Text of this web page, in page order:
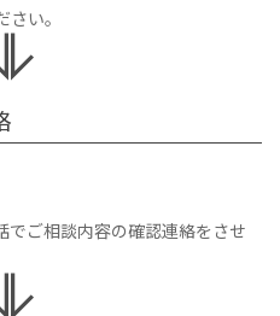
い。
でご相談内容の確認連絡をさせ